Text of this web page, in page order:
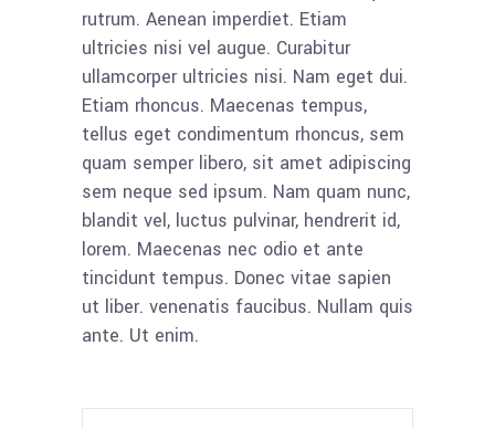
rutrum. Aenean imperdiet. Etiam
ultricies nisi vel augue. Curabitur
ullamcorper ultricies nisi. Nam eget dui.
Etiam rhoncus. Maecenas tempus,
tellus eget condimentum rhoncus, sem
quam semper libero, sit amet adipiscing
sem neque sed ipsum. Nam quam nunc,
blandit vel, luctus pulvinar, hendrerit id,
lorem. Maecenas nec odio et ante
tincidunt tempus. Donec vitae sapien
ut liber. venenatis faucibus. Nullam quis
ante. Ut enim.